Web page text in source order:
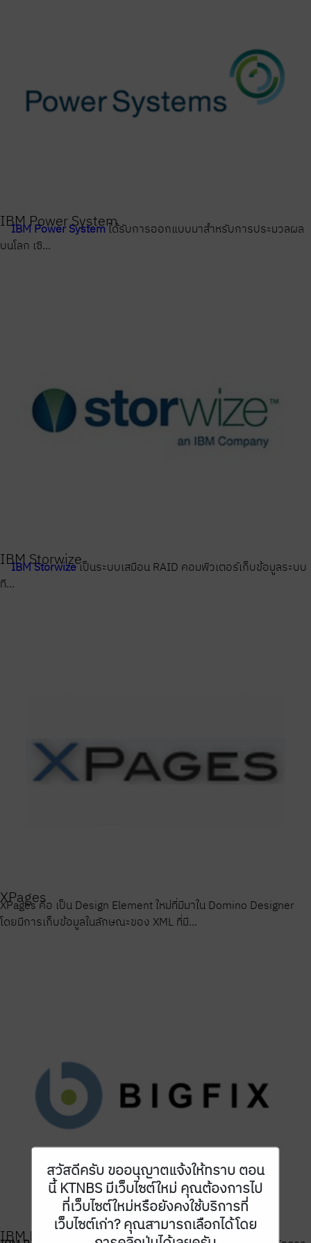
IBM Power System
IBM Power Systemได้รับการออกแบบมาสำหรับการประมวลผล
บนโลก เซิ...
IBM Storwize
IBM Storwizeเป็นระบบเสมือน RAID คอมพิวเตอร์เก็บข้อมูลระบบ
ที...
XPages
XPages คือ เป็น Design Element ใหม่ที่มีมาใน Domino Designer
โดยมีการเก็บข้อมูลในลักษณะของ XML ที่มี...
IBM BigFix
สวัสดีครับ ขออนุญาตแจ้งให้ทราบ ตอน
นี้ KTNBS มีเว็บไซต์ใหม่ คุณต้องการไป
ที่เว็บไซต์ใหม่หรือยังคงใช้บริการที่
เว็บไซต์เก่า? คุณสามารถเลือกได้โดย